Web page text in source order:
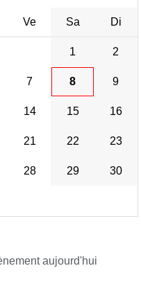
Ve Sa Di
1 2
7 8 9
14 15 16
21 22 23
28 29 30
aujourd'hui